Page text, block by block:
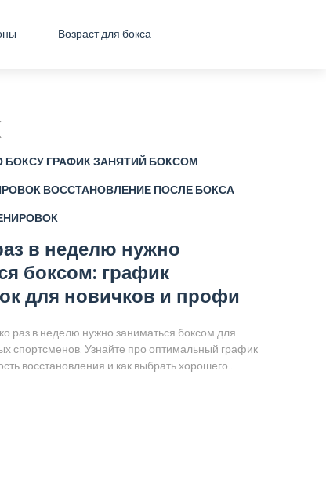
Возраст для бокса
БОКСУГРАФИК ЗАНЯТИЙ БОКСОМ
ВОССТАНОВЛЕНИЕ ПОСЛЕ БОКСА
в неделю нужно
боксом: график
для новичков и профи
раз в неделю нужно заниматься боксом для
спортсменов. Узнайте про оптимальный график
восстановления и как выбрать хорошего